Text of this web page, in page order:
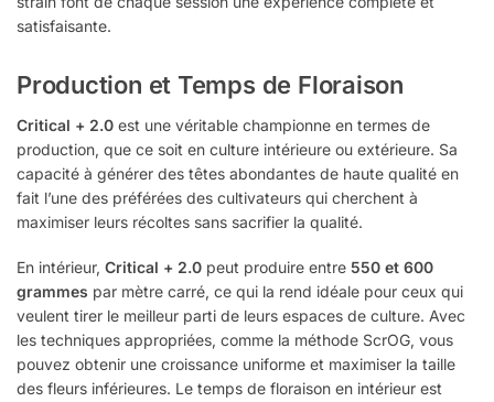
satisfaisante.
Production et Temps de Floraison
Critical + 2.0 est une véritable championne en termes de
production, que ce soit en culture intérieure ou extérieure. Sa
capacité à générer des têtes abondantes de haute qualité en
fait l’une des préférées des cultivateurs qui cherchent à
maximiser leurs récoltes sans sacrifier la qualité.
En intérieur, Critical + 2.0 peut produire entre 550 et 600
grammes par mètre carré, ce qui la rend idéale pour ceux qui
veulent tirer le meilleur parti de leurs espaces de culture. Avec
les techniques appropriées, comme la méthode ScrOG, vous
pouvez obtenir une croissance uniforme et maximiser la taille
des fleurs inférieures. Le temps de floraison en intérieur est